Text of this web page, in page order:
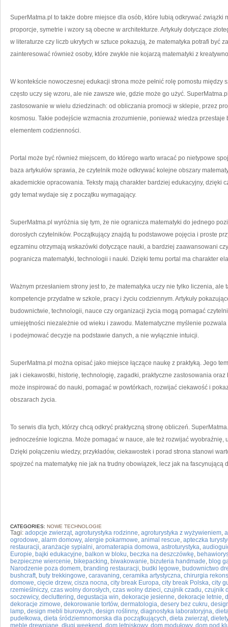
SuperMatma.pl to także dobre miejsce dla osób, które lubią odkrywać związki
proporcje, symetrie i wzory są obecne w architekturze. Artykuły dotyczące
w literaturze czy liczb ukrytych w sztuce pokazują, że matematyka potrafi być
zainteresować również osoby, które zwykle nie kojarzą matematyki z
W kontekście nowoczesnej edukacji strona może pełnić rolę pomostu między
często uczy się wzoru, ale nie zawsze wie, gdzie może go użyć.
zastosowanie w wielu dziedzinach: od obliczania promocji w sklepie, przez
kosmosu. Takie podejście wzmacnia zrozumienie, ponieważ wiedza
elementem codzienności.
Portal może być również miejscem, do którego warto wracać po nietypowe
baza artykułów sprawia, że czytelnik może odkrywać kolejne obszary
akademickie opracowania. Teksty mają charakter bardziej edukacyjny, dzięki
gdy temat wydaje się z początku wymagający.
SuperMatma.pl wyróżnia się tym, że nie ogranicza matematyki do jednego
dorosłych czytelników. Początkujący znajdą tu podstawowe pojęcia i proste
egzaminu otrzymają wskazówki dotyczące nauki, a bardziej zaawansowani
pogranicza matematyki, technologii i nauki. Dzięki temu portal ma charakter
Ważnym przesłaniem strony jest to, że matematyka uczy nie tylko liczenia, ale
kompetencje przydatne w szkole, pracy i życiu codziennym. Artykuły
budownictwie, technologii, nauce czy organizacji życia mogą pomagać
umiejętności niezależnie od wieku i zawodu. Matematyczne myślenie
i podejmować decyzje na podstawie danych, a nie wyłącznie intuicji.
SuperMatma.pl można opisać jako miejsce łączące naukę z praktyką. Jego
jak i ciekawostki, historię, technologię, zagadki, praktyczne zastosowania
może inspirować do nauki, pomagać w powtórkach, rozwijać ciekawość i
obszarach życia.
To serwis dla tych, którzy chcą odkryć praktyczną stronę obliczeń.
jednocześnie logiczna. Może pomagać w nauce, ale też rozwijać wyobraźnię,
Dzięki połączeniu wiedzy, przykładów, ciekawostek i porad strona stanowi
spojrzeć na matematykę nie jak na trudny obowiązek, lecz jak na fascynującą
CATEGORIES: NOWE TECHNOLOGIE
Tagi: adopcje zwierząt, agroturystyka rodzinne, agroturystyka z wyżywieniem,
ogrodowe, alarm domowy, alergie pokarmowe, animal rescue, apteczka
restauracji, aranżacje sypialni, aromaterapia domowa, astroturystyka,
Europie, bajki edukacyjne, balkon w bloku, beczka na deszczówkę,
bezpieczne wiercenie, bikepacking, biwakowanie, bizuteria handmade, blog
Narodzenie poza domem, branding restauracji, budki lęgowe, budownictwo
bushcraft, buty trekkingowe, caravaning, ceramika artystyczna, chirurgia
domowe, cięcie drzew, cisza nocna, city break Europa, city break Polska, city
rzemieślniczy, czas wolny dorosłych, czas wolny dzieci, czujnik czadu, czujnik
soczewicy, decluttering, degustacja win, dekoracje jesienne, dekoracje letnie,
dekoracje zimowe, dekorowanie tortów, dermatologia, desery bez cukru,
lamp, design mebli biurowych, design roślinny, diagnostyka laboratoryjna,
pudełkowa, dieta śródziemnomorska dla początkujących, dieta zwierząt,
meble drewniane, długi weekend , dom letniskowy, dom modułowy, dom pod